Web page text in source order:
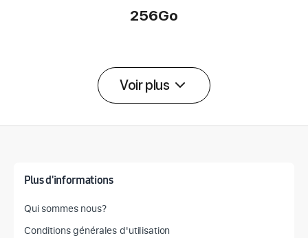
256Go
Voir plus
Plus d'informations
Qui sommes nous?
Conditions générales d'utilisation